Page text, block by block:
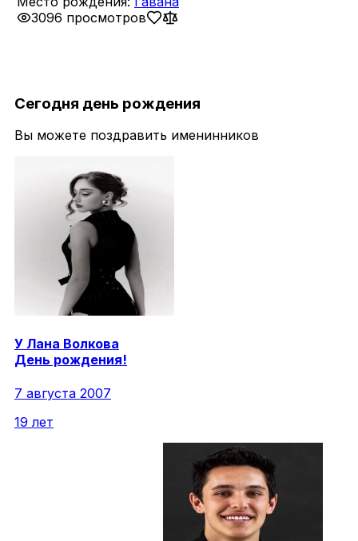
3096 просмотров
Сегодня день рождения
Вы можете поздравить именинников
У Лана Волкова
День рождения!
7 августа 2007
19 лет